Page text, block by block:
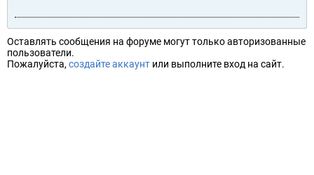
Оставлять сообщения на форуме могут только авторизованные
пользователи.
Пожалуйста, создайте аккаунт или выполните вход на сайт.